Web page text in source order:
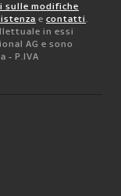
sulle modifiche
e contatti.
in essi
AG e sono
- P.IVA